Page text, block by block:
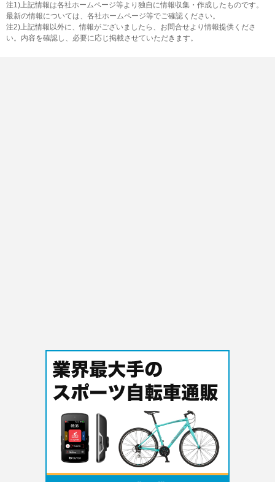
注1)上記情報は各社ホームページ等より独自に情報収集・作成したものです。
最新の情報については、各社ホームページ等でご確認ください。
注2)上記情報以外に、情報がございましたら、お問合せより情報提供くださ
い。内容を確認し、必要に応じ掲載させていただきます。